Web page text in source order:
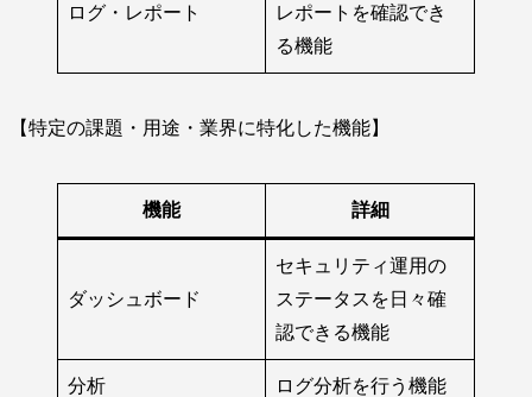
ログ・レポート
レポートを確認でき
る機能
【特定の課題・用途・業界に特化した機能】
機能 詳細
ダッシュボード
セキュリティ運用の
ステータスを日々確
認できる機能
分析 ログ分析を行う機能